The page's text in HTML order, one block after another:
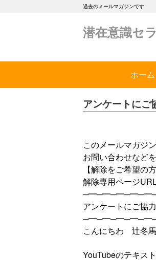
過去のメールマガジンです
潜在意識セ
ホーム
アンケートにご
このメールマガジ
お問い合わせなど
【解除をご希望の
解除専用ページ
アンケートにご協
こんにちわ 辻冬
YouTubeのテキス